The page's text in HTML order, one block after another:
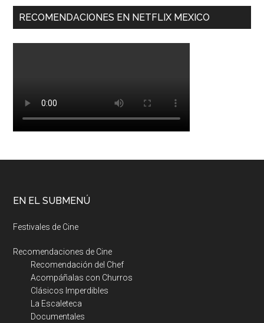
RECOMENDACIONES EN NETFLIX MEXICO
EN EL SUBMENÚ
Festivales de Cine
Recomendaciones de Cine
Recomendación del Chef
Acompáñalas con Churros
Clásicos Imperdibles
La Escaleteca
Documentales